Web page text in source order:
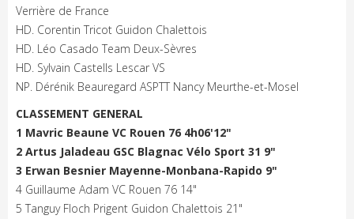
Verrière de France
HD. Corentin Tricot Guidon Chalettois
HD. Léo Casado Team Deux-Sèvres
HD. Sylvain Castells Lescar VS
NP. Dérénik Beauregard ASPTT Nancy Meurthe-et-Mosel
CLASSEMENT GENERAL
1 Mavric Beaune VC Rouen 76 4h06'12"
2 Artus Jaladeau GSC Blagnac Vélo Sport 31 9"
3 Erwan Besnier Mayenne-Monbana-Rapido 9"
4 Guillaume Adam VC Rouen 76 14"
5 Tanguy Floch Prigent Guidon Chalettois 21"